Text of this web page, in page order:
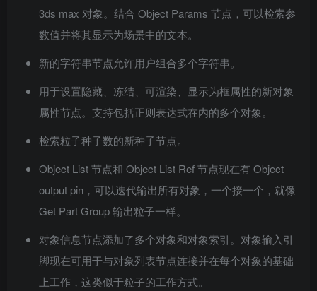
3ds max 对象。结合 Object Params 节点，可以检索参
数值并将其显示为场景中的文本。
新的字符串节点允许用户组合多个字符串。
用于设置隐藏、冻结、可渲染、显示为框属性的新对象
属性节点。支持包括正则表达式在内的多个对象。
检索粒子种子数的新种子节点。
Object List 节点和 Object List Ref 节点现在有 Object
output pin，可以迭代输出所有对象，一个接一个，就像
Get Part Group 输出粒子一样。
对象信息节点添加了多个对象和对象索引。对象输入引
脚现在可用于与对象列表节点连接并在每个对象的基础
上工作，这类似于粒子的工作方式。